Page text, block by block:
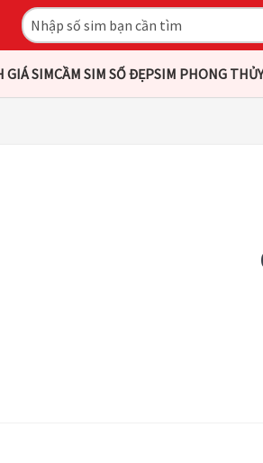
GIÁ SIMCẦM SIM SỐ ĐẸPSIM PHONG THỦY